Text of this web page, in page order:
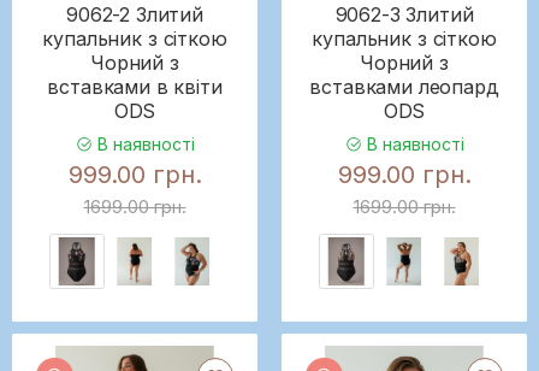
9062-2 Злитий
купальник з сіткою
Чорний з
вставками в квіти
ODS
В наявності
999.00 грн.
1699.00 грн.
9062-3 Злитий
купальник з сіткою
Чорний з
вставками леопард
ODS
В наявності
999.00 грн.
1699.00 грн.